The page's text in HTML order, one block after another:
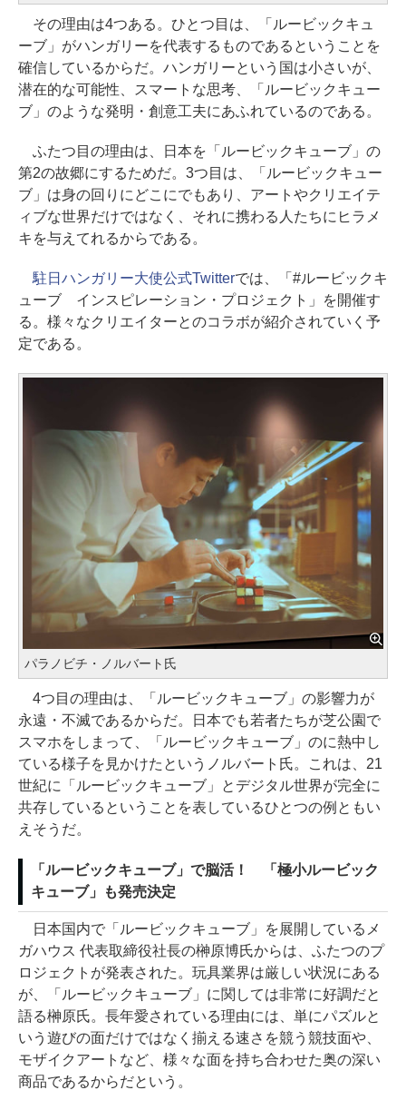
その理由は4つある。ひとつ目は、「ルービックキュ
ーブ」がハンガリーを代表するものであるということを
確信しているからだ。ハンガリーという国は小さいが、
潜在的な可能性、スマートな思考、「ルービックキュー
ブ」のような発明・創意工夫にあふれているのである。
ふたつ目の理由は、日本を「ルービックキューブ」の
第2の故郷にするためだ。3つ目は、「ルービックキュー
ブ」は身の回りにどこにでもあり、アートやクリエイテ
ィブな世界だけではなく、それに携わる人たちにヒラメ
キを与えてれるからである。
駐日ハンガリー大使公式Twitterでは、「#ルービックキ
ューブ インスピレーション・プロジェクト」を開催す
る。様々なクリエイターとのコラボが紹介されていく予
定である。
パラノビチ・ノルバート氏
4つ目の理由は、「ルービックキューブ」の影響力が
永遠・不滅であるからだ。日本でも若者たちが芝公園で
スマホをしまって、「ルービックキューブ」のに熱中し
ている様子を見かけたというノルバート氏。これは、21
世紀に「ルービックキューブ」とデジタル世界が完全に
共存しているということを表しているひとつの例ともい
えそうだ。
「ルービックキューブ」で脳活！ 「極小ルービック
キューブ」も発売決定
日本国内で「ルービックキューブ」を展開しているメ
ガハウス 代表取締役社長の榊原博氏からは、ふたつのプ
ロジェクトが発表された。玩具業界は厳しい状況にある
が、「ルービックキューブ」に関しては非常に好調だと
語る榊原氏。長年愛されている理由には、単にパズルと
いう遊びの面だけではなく揃える速さを競う競技面や、
モザイクアートなど、様々な面を持ち合わせた奥の深い
商品であるからだという。